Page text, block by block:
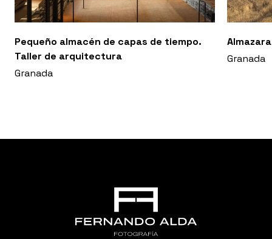
Pequeño almacén de capas de tiempo.
Taller de arquitectura
Granada
Granada